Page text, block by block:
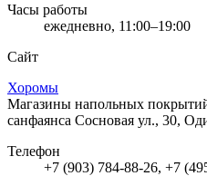
Часы работы
ежедневно, 11:00–19:00
Сайт
Хоромы
Магазины напольных
санфаянса Сосновая ул., 30,
Телефон
+7 (903) 784-88-26, +7